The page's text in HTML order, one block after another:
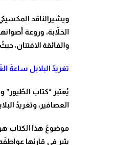
ويشيرالناقد
الخلاّبة، وروعة
والفائقة الافتتان،
تغريدُ البلابل ساعةَ
يُعتبر “كتاب
العصافير، وتغريدُ
موضوعُ هذا الكتاب
يثير فى قارئها